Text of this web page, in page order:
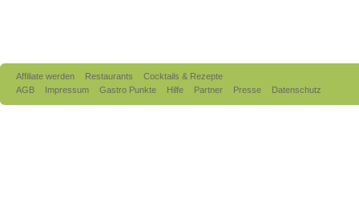
Affiliate werden Restaurants
Cocktails & Rezepte
AGB
Impressum Gastro Punkte Hilfe Partner Presse Datenschutz